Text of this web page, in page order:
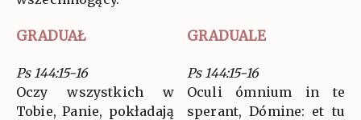
GRADUAŁ GRADUALE
Ps 144:15-16
Oczy wszystkich w
Tobie, Panie, pokładają
Ps 144:15-16
Oculi ómnium in te
sperant, Dómine: et tu